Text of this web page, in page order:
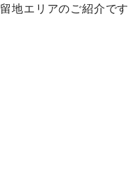
地エリアのご紹介です